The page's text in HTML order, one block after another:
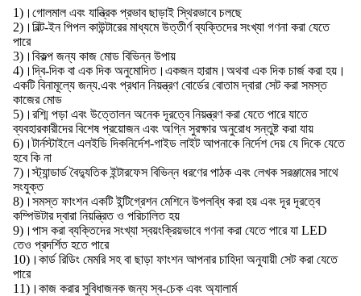
1)।গোলমাল এবং যান্ত্রিক প্রভাব ছাড়াই স্থিরভাবে চলছে
2)।বিল্ট-ইন পিপল কাউন্টারের মাধ্যমে উত্তীর্ণ ব্যক্তিদের সংখ্যা গণনা করা যেতে
পারে
3)।বিকল্প জন্য কাজ মোড বিভিন্ন উপায়
4)।দ্বি-দিক বা এক দিক অনুমোদিত।একজন হারাম।অথবা এক দিক চার্জ করা হয়।
একটি বিনামূল্যে জন্য.এবং প্রধান নিয়ন্ত্রণ বোর্ডের বোতাম দ্বারা সেট করা সমস্ত
কাজের মোড
5)।রশ্মি পড়া এবং উত্তোলন অনেক দূরত্বে নিয়ন্ত্রণ করা যেতে পারে যাতে
ব্যবহারকারীদের বিশেষ প্রয়োজন এবং অগ্নি সুরক্ষার অনুরোধ সন্তুষ্ট করা যায়
6)।টার্নস্টাইলে এলইডি দিকনির্দেশ-গাইড লাইট আপনাকে নির্দেশ দেয় যে দিকে যেতে
হবে কি না
7)।স্ট্যান্ডার্ড বৈদ্যুতিক ইন্টারফেস বিভিন্ন ধরণের পাঠক এবং লেখক সরঞ্জামের সাথে
সংযুক্ত
8)।সমস্ত ফাংশন একটি ইন্টিগ্রেশন মেশিনে উপলব্ধি করা হয় এবং দূর দূরত্বে
কম্পিউটার দ্বারা নিয়ন্ত্রিত ও পরিচালিত হয়
9)।পাস করা ব্যক্তিদের সংখ্যা স্বয়ংক্রিয়ভাবে গণনা করা যেতে পারে যা LED
তেও প্রদর্শিত হতে পারে
10)।কার্ড রিডিং মেমরি সহ বা ছাড়া ফাংশন আপনার চাহিদা অনুযায়ী সেট করা যেতে
পারে
11)।কাজ করার সুবিধাজনক জন্য স্ব-চেক এবং অ্যালার্ম